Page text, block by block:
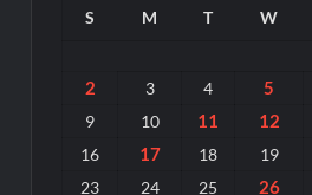
S M T W
2 3 4 5
9
10 11 12
16
17 18 19
23 24 25 26